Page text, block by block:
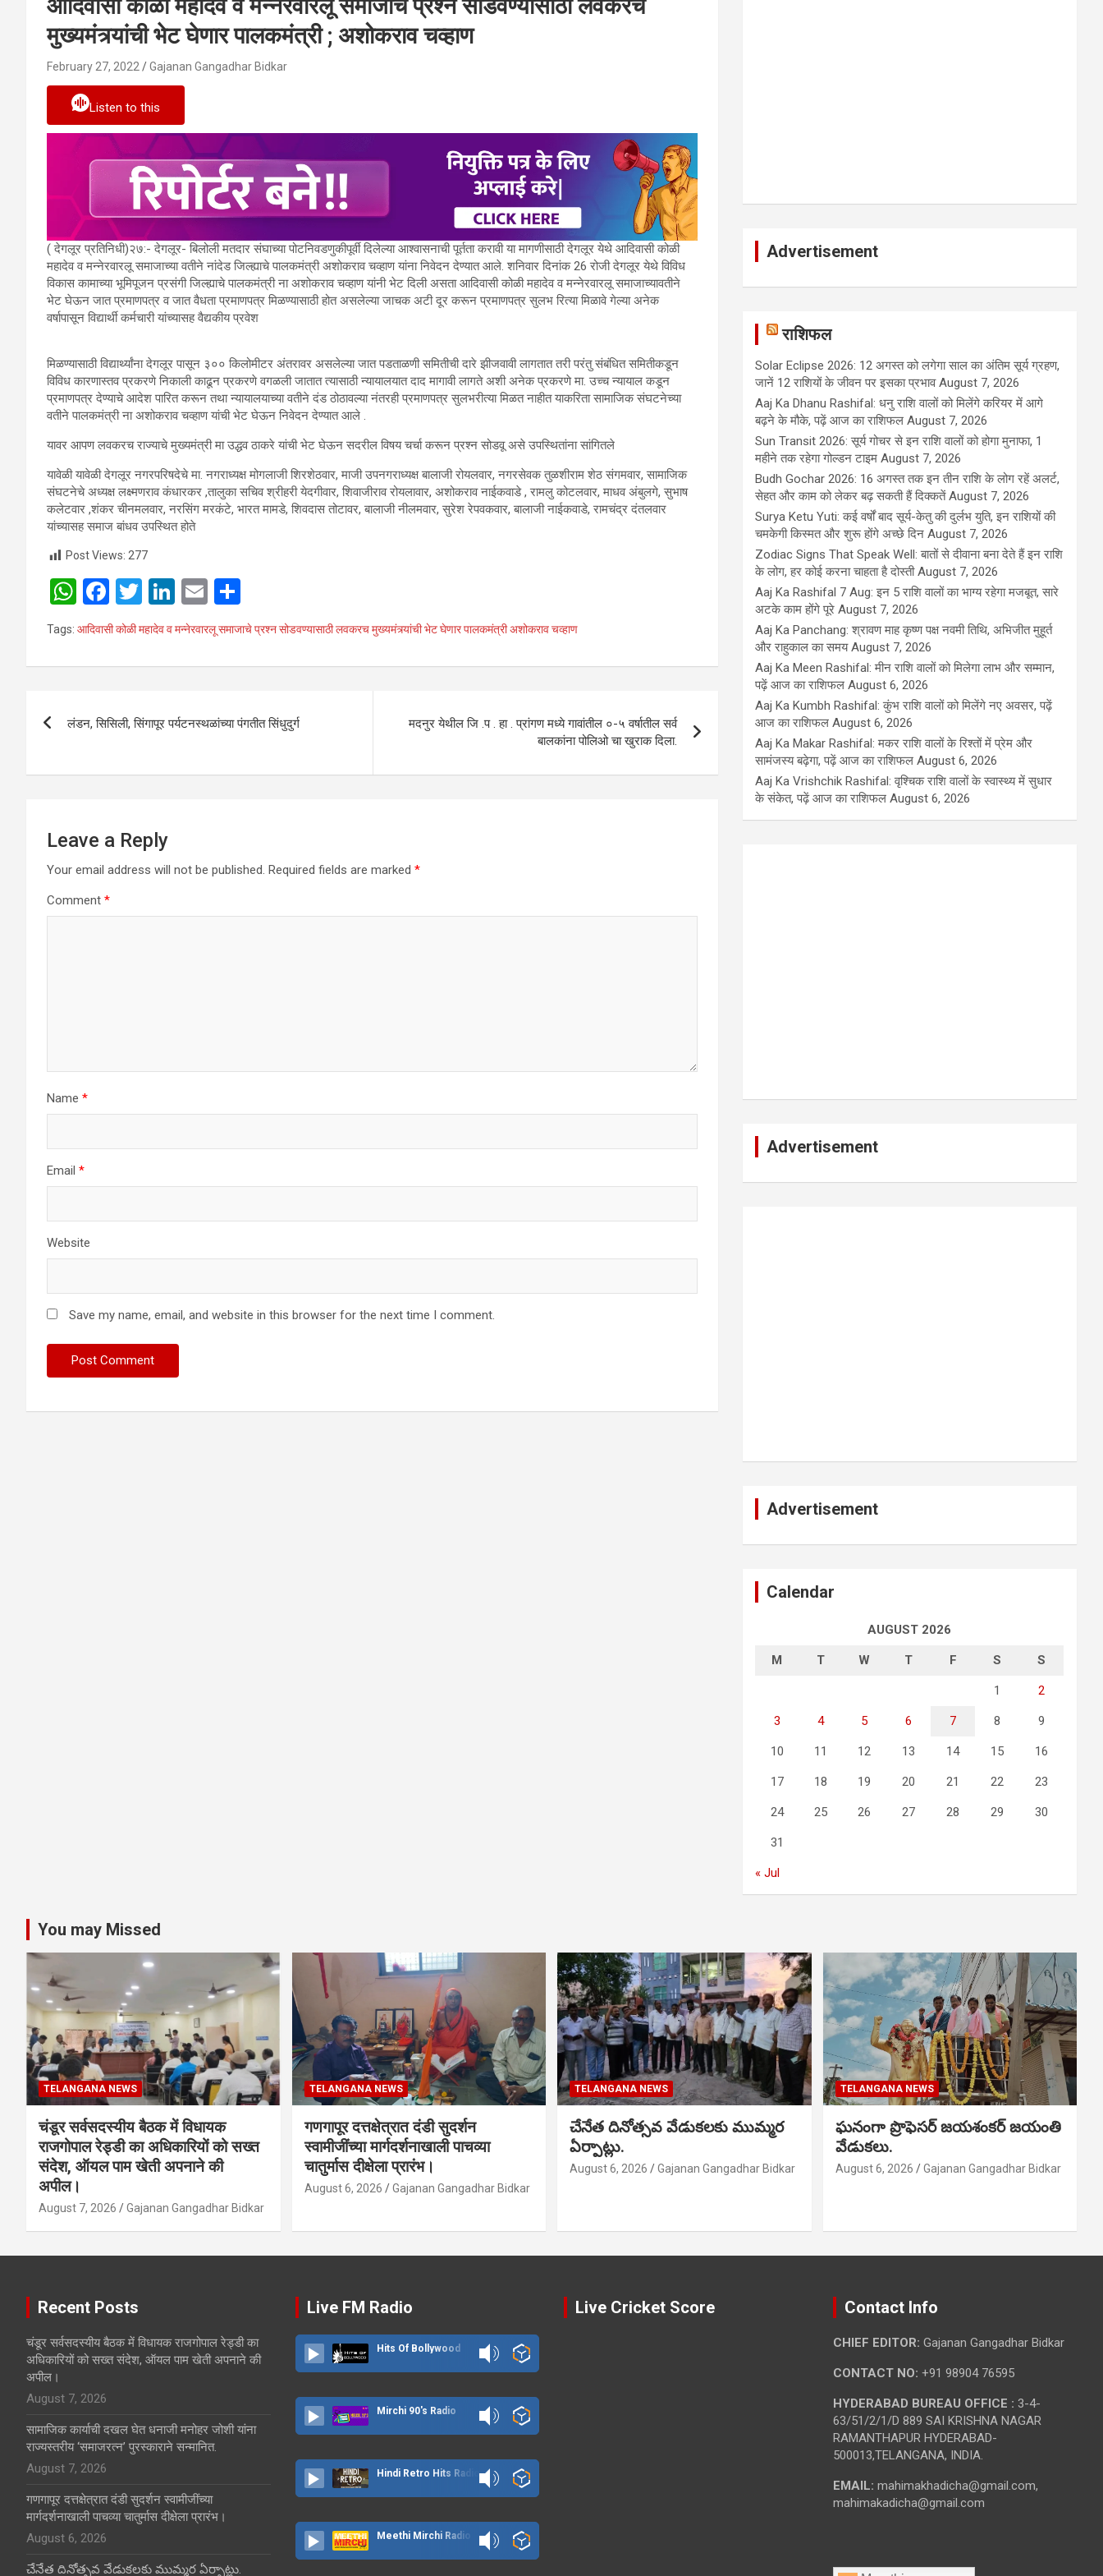
आदिवासी कोळी महादेव व मन्नेरवारलू समाजाचे प्रश्न सोडवण्यासाठी लवकरच
मुख्यमंत्र्यांची भेट घेणार पालकमंत्री ; अशोकराव चव्हाण
February 27, 2022 Gajanan Gangadhar Bidkar
Listen to this
( देगलूर प्रतिनिधी)२७:- देगलूर- बिलोली मतदार संघाच्या पोटनिवडणुकीपूर्वी दिलेल्या आश्वासनाची पूर्तता करावी या मागणीसाठी देगलूर येथे आदिवासी कोळी
महादेव व मन्नेरवारलू समाजाच्या वतीने नांदेड जिल्ह्याचे पालकमंत्री अशोकराव चव्हाण यांना निवेदन देण्यात आले. शनिवार दिनांक 26 रोजी देगलूर येथे विविध
विकास कामाच्या भूमिपूजन प्रसंगी जिल्ह्याचे पालकमंत्री ना अशोकराव चव्हाण यांनी भेट दिली असता आदिवासी कोळी महादेव व मन्नेरवारलू समाजाच्यावतीने
भेट घेऊन जात प्रमाणपत्र व जात वैधता प्रमाणपत्र मिळण्यासाठी होत असलेल्या जाचक अटी दूर करून प्रमाणपत्र सुलभ रित्या मिळावे गेल्या अनेक
वर्षापासून विद्यार्थी कर्मचारी यांच्यासह वैद्यकीय प्रवेश
मिळण्यासाठी विद्यार्थ्यांना देगलूर पासून ३०० किलोमीटर अंतरावर असलेल्या जात पडताळणी समितीची दारे झीजवावी लागतात तरी परंतु संबंधित समितीकडून
विविध कारणास्तव प्रकरणे निकाली काढून प्रकरणे वगळली जातात त्यासाठी न्यायालयात दाद मागावी लागते अशी अनेक प्रकरणे मा. उच्च न्यायाल कडून
प्रमाणपत्र देण्याचे आदेश पारित करून तथा न्यायालयाच्या वतीने दंड ठोठावल्या नंतरही प्रमाणपत्र सुलभरीत्या मिळत नाहीत याकरिता सामाजिक संघटनेच्या
वतीने पालकमंत्री ना अशोकराव चव्हाण यांची भेट घेऊन निवेदन देण्यात आले .
यावर आपण लवकरच राज्याचे मुख्यमंत्री मा उद्धव ठाकरे यांची भेट घेऊन सदरील विषय चर्चा करून प्रश्न सोडवू असे उपस्थितांना सांगितले
यावेळी यावेळी देगलूर नगरपरिषदेचे मा. नगराध्यक्ष मोगलाजी शिरशेठवार, माजी उपनगराध्यक्ष बालाजी रोयलवार, नगरसेवक तुळशीराम शेठ संगमवार, सामाजिक
संघटनेचे अध्यक्ष लक्ष्मणराव कंधारकर ,तालुका सचिव श्रीहरी येदगीवार, शिवाजीराव रोयलावार, अशोकराव नाईकवाडे , रामलु कोटलवार, माधव अंबुलगे, सुभाष
कलेटवार ,शंकर चीनमलवार, नरसिंग मरकंटे, भारत मामडे, शिवदास तोटावर, बालाजी नीलमवार, सुरेश रेपवकवार, बालाजी नाईकवाडे, रामचंद्र दंतलवार
यांच्यासह समाज बांधव उपस्थित होते
Post Views: 277
W
h
at
s
p
F
a
ce
b
o
T
wi
tt
er
Li
n
ke
dI
E
ail
h
ar
e
Tags: आदिवासी कोळी महादेव व मन्नेरवारलू समाजाचे प्रश्न सोडवण्यासाठी लवकरच मुख्यमंत्र्यांची भेट घेणार पालकमंत्री अशोकराव चव्हाण
navigation
लंडन, सिसिली, सिंगापूर पर्यटनस्थळांच्या पंगतीत सिंधुदुर्ग
मदनुर येथील जि .प . हा . प्रांगण मध्ये गावांतील ०-५ वर्षातील सर्व
बालकांना पोलिओ चा खुराक दिला.
Leave a Reply
Your email address will not be published. Required fields are marked *
Comment *
Name *
Email *
Website
Save my name, email, and website in this browser for the next time I comment.
Advertisement
राशिफल
Solar Eclipse 2026: 12 अगस्त को लगेगा साल का अंतिम सूर्य ग्रहण,
जानें 12 राशियों के जीवन पर इसका प्रभाव August 7, 2026
Aaj Ka Dhanu Rashifal: धनु राशि वालों को मिलेंगे करियर में आगे
बढ़ने के मौके, पढ़ें आज का राशिफल August 7, 2026
Sun Transit 2026: सूर्य गोचर से इन राशि वालों को होगा मुनाफा, 1
महीने तक रहेगा गोल्डन टाइम August 7, 2026
Budh Gochar 2026: 16 अगस्त तक इन तीन राशि के लोग रहें अलर्ट,
सेहत और काम को लेकर बढ़ सकती हैं दिक्कतें August 7, 2026
Surya Ketu Yuti: कई वर्षों बाद सूर्य-केतु की दुर्लभ युति, इन राशियों की
चमकेगी किस्मत और शुरू होंगे अच्छे दिन August 7, 2026
Zodiac Signs That Speak Well: बातों से दीवाना बना देते हैं इन राशि
के लोग, हर कोई करना चाहता है दोस्ती August 7, 2026
Aaj Ka Rashifal 7 Aug: इन 5 राशि वालों का भाग्य रहेगा मजबूत, सारे
अटके काम होंगे पूरे August 7, 2026
Aaj Ka Panchang: श्रावण माह कृष्ण पक्ष नवमी तिथि, अभिजीत मुहूर्त
और राहुकाल का समय August 7, 2026
Aaj Ka Meen Rashifal: मीन राशि वालों को मिलेगा लाभ और सम्मान,
पढ़ें आज का राशिफल August 6, 2026
Aaj Ka Kumbh Rashifal: कुंभ राशि वालों को मिलेंगे नए अवसर, पढ़ें
आज का राशिफल August 6, 2026
Aaj Ka Makar Rashifal: मकर राशि वालों के रिश्तों में प्रेम और
सामंजस्य बढ़ेगा, पढ़ें आज का राशिफल August 6, 2026
Aaj Ka Vrishchik Rashifal: वृश्चिक राशि वालों के स्वास्थ्य में सुधार
के संकेत, पढ़ें आज का राशिफल August 6, 2026
Advertisement
Advertisement
Calendar
AUGUST 2026
M T W T F S S
1 2
3 4 5 6 7 8 9
10 11 12 13 14 15 16
17 18 19 20 21 22 23
24 25 26 27 28 29 30
31
« Jul
You may Missed
TELANGANA NEWS
चंडूर सर्वसदस्यीय बैठक में विधायक
राजगोपाल रेड्डी का अधिकारियों को सख्त
संदेश, ऑयल पाम खेती अपनाने की
अपील।
August 7, 2026 Gajanan Gangadhar Bidkar
TELANGANA NEWS
गणगापूर दत्तक्षेत्रात दंडी सुदर्शन
स्वामीजींच्या मार्गदर्शनाखाली पाचव्या
चातुर्मास दीक्षेला प्रारंभ।
August 6, 2026 Gajanan Gangadhar Bidkar
TELANGANA NEWS
చేనేత దినోత్సవ వేడుకలకు ముమ్మర
ఏర్పాట్లు.
August 6, 2026 Gajanan Gangadhar Bidkar
TELANGANA NEWS
ఘనంగా ప్రొఫెసర్ జయశంకర్ జయంతి
వేడుకలు.
August 6, 2026 Gajanan Gangadhar Bidkar
Recent Posts
चंडूर सर्वसदस्यीय बैठक में विधायक राजगोपाल रेड्डी का
अधिकारियों को सख्त संदेश, ऑयल पाम खेती अपनाने की
अपील।
August 7, 2026
सामाजिक कार्याची दखल घेत धनाजी मनोहर जोशी यांना
राज्यस्तरीय ‘समाजरत्न’ पुरस्काराने सन्मानित.
August 7, 2026
गणगापूर दत्तक्षेत्रात दंडी सुदर्शन स्वामीजींच्या
मार्गदर्शनाखाली पाचव्या चातुर्मास दीक्षेला प्रारंभ।
August 6, 2026
చేనేత దినోత్సవ వేడుకలకు ముమ్మర ఏర్పాట్లు.
Live FM Radio
Hits Of Bollywood
Mirchi 90's Radio
Hindi Retro Hits Radio
Meethi Mirchi Radio
Live Cricket Score Contact Info
CHIEF EDITOR: Gajanan Gangadhar Bidkar
CONTACT NO: +91 98904 76595
HYDERABAD BUREAU OFFICE : 3-4-
63/51/2/1/D 889 SAI KRISHNA NAGAR
RAMANTHAPUR HYDERABAD-
500013,TELANGANA, INDIA.
EMAIL: mahimakhadicha@gmail.com,
mahimakadicha@gmail.com